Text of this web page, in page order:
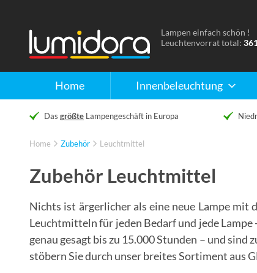
Home Innenbeleuchtung
Naar
de
Lampen einfach schön !
Leuchtenvorrat total:
Das größte Lampengeschäft in Europa
Home Zubehör Leuchtmittel
Zubehör Leuchtmittel
Nichts ist ärgerlicher als eine neue Lampe mit
Leuchtmitteln für jeden Bedarf und jede
genau gesagt bis zu 15.000 Stunden – und
stöbern Sie durch unser breites Sortiment aus